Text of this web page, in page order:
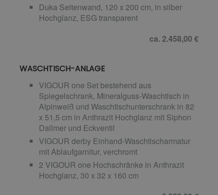
Duka Seitenwand, 120 x 200 cm, in silber
Hochglanz, ESG transparent
ca. 2.458,00 €
WASCHTISCH-ANLAGE
VIGOUR one Set bestehend aus
Spiegelschrank, Mineralguss-Waschtisch in
Alpinweiß und Waschtischunterschrank in 82
x 51,5 cm in Anthrazit Hochglanz mit Siphon
Dallmer und Eckventil
VIGOUR derby Einhand-Waschtischarmatur
mit Ablaufgarnitur, verchromt
2 VIGOUR one Hochschränke in Anthrazit
Hochglanz, 30 x 32 x 160 cm